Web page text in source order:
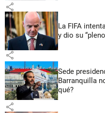
share
La FIFA
y dio su
share
Sede
Barranquilla
qué?
share